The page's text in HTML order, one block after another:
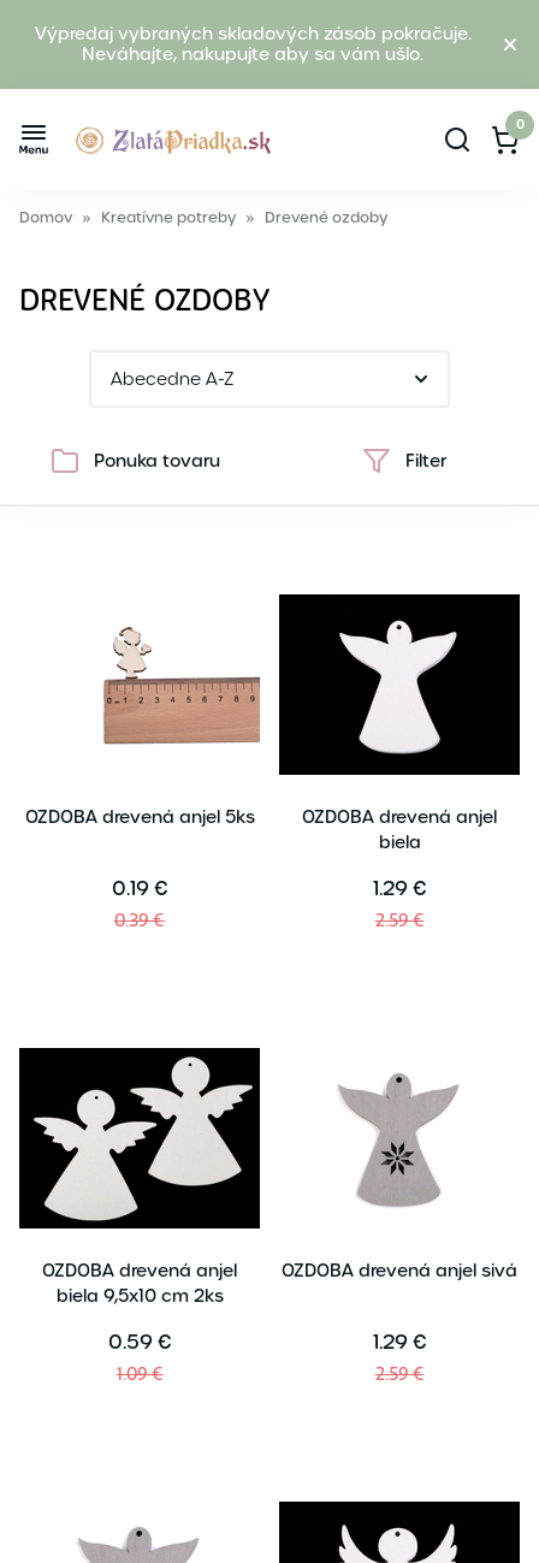
Výpredaj vybraných skladových zásob pokračuje.
Neváhajte, nakupujte aby sa vám ušlo.
0
Domov » Kreatívne potreby » Drevené ozdoby
DREVENÉ OZDOBY
Ponuka tovaru Filter
OZDOBA drevená anjel 5ks
0.19 €
0.39 €
OZDOBA drevená anjel
biela
1.29 €
2.59 €
OZDOBA drevená anjel
biela 9,5x10 cm 2ks
0.59 €
1.09 €
OZDOBA drevená anjel sivá
1.29 €
2.59 €